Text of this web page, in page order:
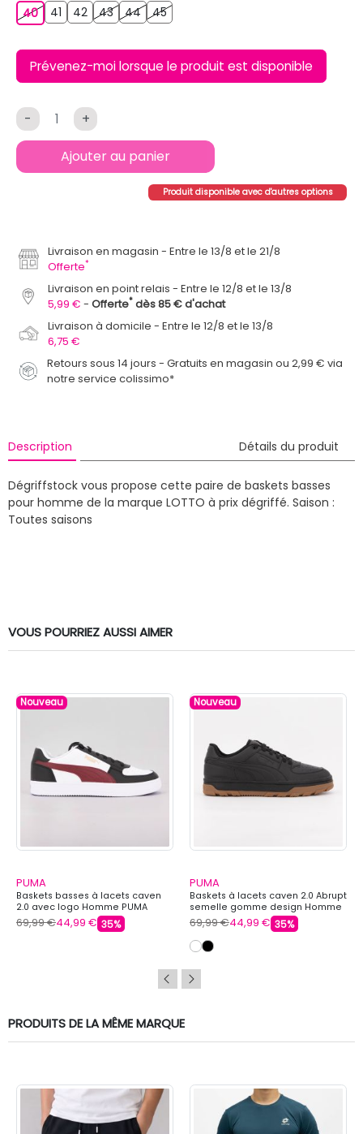
404041 4242434344444545
Prévenez-moi lorsque le produit est disponible
- +
Ajouter au panier
Produit disponible avec d'autres options
Livraison en magasin
Entre le 13/8 et le 21/8
Offerte*
Livraison en point relais
Entre le 12/8 et le 13/8
5,99 €
Offerte* dès 85 € d'achat
Livraison à domicile
Entre le 12/8 et le 13/8
6,75 €
Retours sous 14 jours - Gratuits en magasin ou 2,99 € via
notre service colissimo*
Description Détails du produit
Dégriffstock vous propose cette paire de baskets basses
pour homme de la marque LOTTO à prix dégriffé. Saison :
Toutes saisons
VOUS POURRIEZ AUSSI AIMER
Nouveau
PUMA
Baskets basses à lacets caven
2.0 avec logo Homme PUMA
69,99 €44,99 € 35%
Nouveau
PUMA
Baskets à lacets caven 2.0 Abrupt
semelle gomme design Homme
PUMA
69,99 €44,99 € 35%
PRODUITS DE LA MÊME MARQUE